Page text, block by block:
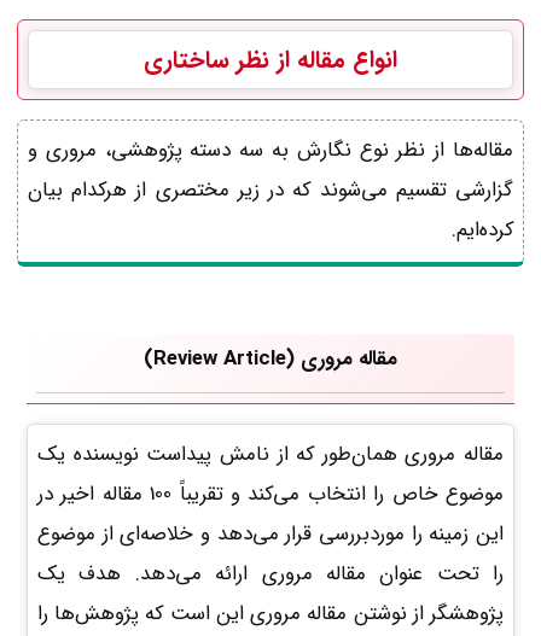
انواع مقاله از نظر ساختاری
مقاله‌ها از نظر نوع نگارش به سه دسته پژوهشی، مروری و
گزارشی تقسیم می‌شوند که در زیر مختصری از هرکدام بیان
کرده‌ایم.
مقاله مروری (Review Article)
مقاله مروری همان‌طور که از نامش پیداست نویسنده یک
موضوع خاص را انتخاب می‌کند و تقریباً 100 مقاله اخیر در
این زمینه را موردبررسی قرار می‌دهد و خلاصه‌ای از موضوع
را تحت عنوان مقاله مروری ارائه می‌دهد. هدف یک
پژوهشگر از نوشتن مقاله مروری این است که پژوهش‌ها را